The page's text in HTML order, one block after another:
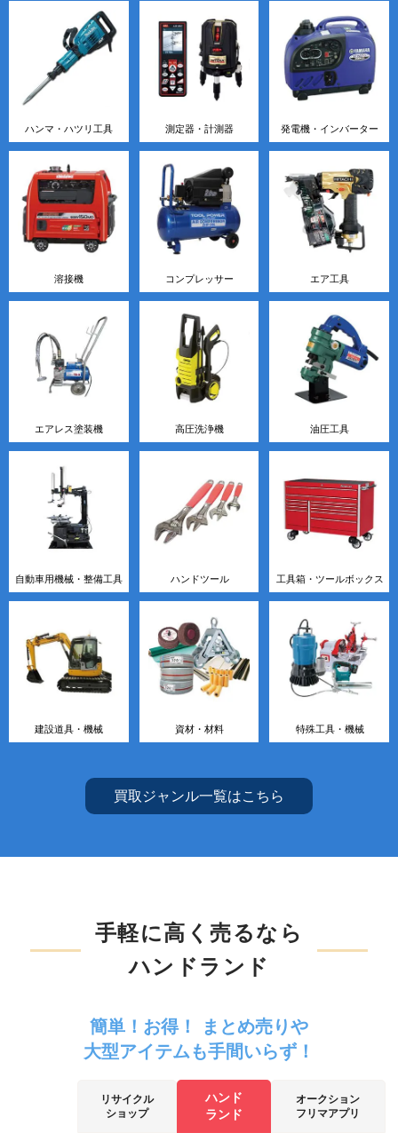
ハンマ・ハツリ工具 測定器・計測器 発電機・インバーター
溶接機 コンプレッサー エア工具
エアレス塗装機 高圧洗浄機 油圧工具
自動車用機械・整備工具 ハンドツール 工具箱・ツールボックス
建設道具・機械 資材・材料 特殊工具・機械
買取ジャンル一覧はこちら
手軽に高く売るなら
ハンドランド
簡単！お得！ まとめ売りや
大型アイテムも手間いらず！
リサイクル
ショップ
ハンド
ランド
オークション
フリマアプリ